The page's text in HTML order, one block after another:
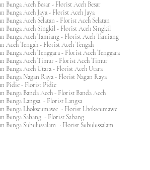
Bunga Aceh Besar - Florist Aceh Besar
Bunga Aceh Jaya - Florist Aceh Jaya
Bunga Aceh Selatan - Florist Aceh Selatan
Bunga Aceh Singkil - Florist Aceh Singkil
Bunga Aceh Tamiang - Florist Aceh Tamiang
Aceh Tengah - Florist Aceh Tengah
Bunga Aceh Tenggara - Florist Aceh Tenggara
Bunga Aceh Timur - Florist Aceh Timur
Bunga Aceh Utara - Florist Aceh Utara
Bunga Nagan Raya - Florist Nagan Raya
Pidie - Florist Pidie
Bunga Banda Aceh - Florist Banda Aceh
Bunga Langsa - Florist Langsa
Bunga Lhokseumawe - Florist Lhokseumawe
Bunga Sabang - Florist Sabang
Bunga Subulussalam - Florist Subulussalam